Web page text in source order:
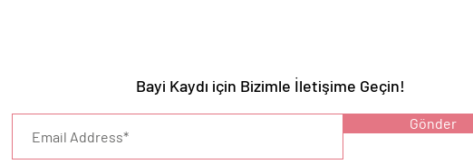
UYARI :
Bayi Kaydı için Bizimle İletişime Geçin!
Gönder